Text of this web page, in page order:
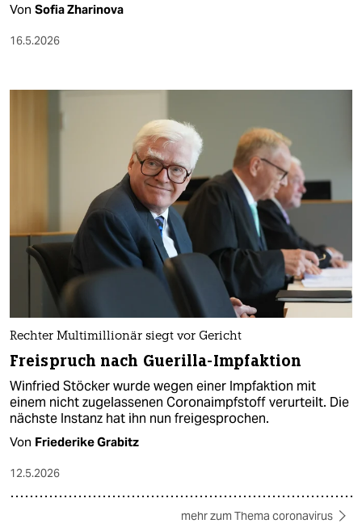
Von Sofia Zharinova
16.5.2026
Rechter Multimillionär siegt vor Gericht
Freispruch nach Guerilla-Impfaktion
Winfried Stöcker wurde wegen einer Impfaktion mit
einem nicht zugelassenen Coronaimpfstoff verurteilt. Die
nächste Instanz hat ihn nun freigesprochen.
Von Friederike Grabitz
12.5.2026
mehr zum Thema coronavirus